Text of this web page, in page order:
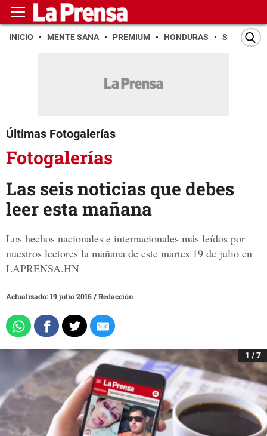
INICIO MENTE SANA PREMIUM HONDURAS SAN PEDRO
Últimas Fotogalerías
Fotogalerías
Las seis noticias que debes
leer esta mañana
Los hechos nacionales e internacionales más leídos por
nuestros lectores la mañana de este martes 19 de julio en
LAPRENSA.HN
Actualizado: 19 julio 2016/Redacción
1 / 7